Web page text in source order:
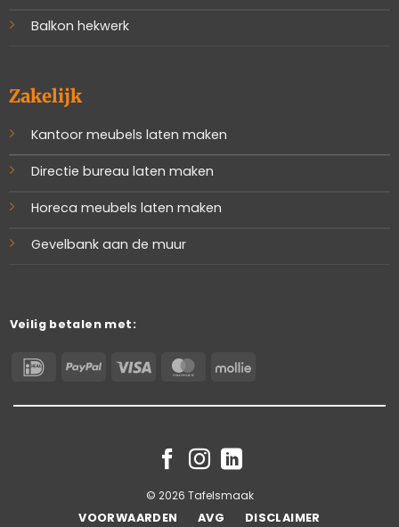
Balkon hekwerk
Zakelijk
Kantoor meubels laten maken
Directie bureau laten maken
Horeca meubels laten maken
Gevelbank aan de muur
Veilig betalen met:
IDeal PayPalVisa MasterCard
Mollie
© 2026 Tafelsmaak
VOORWAARDEN
AVG DISCLAIMER